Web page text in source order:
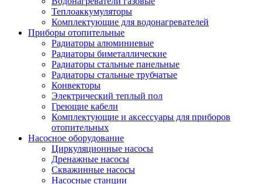
Теплоаккумуляторы
Комплектующие для водонагревателей
Приборы отопительные
Радиаторы алюминиевые
Радиаторы биметаллические
Радиаторы стальные панельные
Радиаторы стальные трубчатые
Конвекторы
Электрический теплый пол
Греющие кабели
Комплектующие и аксессуары для приборов
отопительных
Насосное оборудование
Циркуляционные насосы
Дренажные насосы
Скважинные насосы
Насосные станции